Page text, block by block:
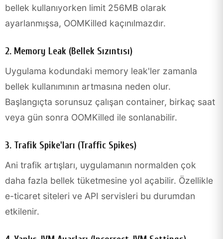
bellek kullanıyorken limit 256MB olarak
ayarlanmışsa, OOMKilled kaçınılmazdır.
2. Memory Leak (Bellek Sızıntısı)
Uygulama kodundaki memory leak'ler zamanla
bellek kullanımının artmasına neden olur.
Başlangıçta sorunsuz çalışan container, birkaç saat
veya gün sonra OOMKilled ile sonlanabilir.
3. Trafik Spike'ları (Traffic Spikes)
Ani trafik artışları, uygulamanın normalden çok
daha fazla bellek tüketmesine yol açabilir. Özellikle
e-ticaret siteleri ve API servisleri bu durumdan
etkilenir.